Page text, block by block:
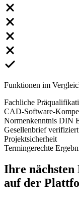
Funktionen im
Fachliche
CAD-Software-
Normenkenntnis DIN
Gesellenbrief verifiziert
Projektsicherheit
Termingerechte
Ihre nächsten
auf der